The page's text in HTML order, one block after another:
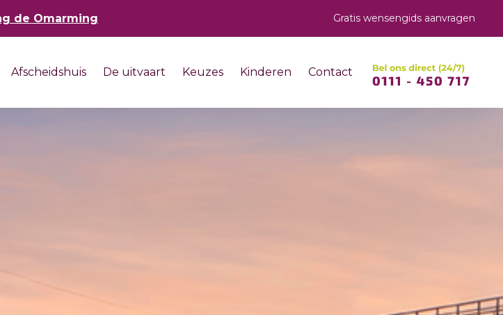
de Omarming Gratis wensengids aanvragen
Afscheidshuis De uitvaart Keuzes Kinderen Contact